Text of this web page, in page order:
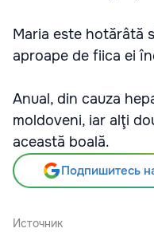
Maria este hotărâtă
aproape de fiica ei
Anual, din cauza
moldoveni, iar alţi
această boală.
Подпишитесь
Источник